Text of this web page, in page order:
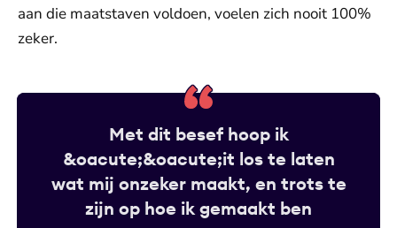
aan die maatstaven voldoen, voelen zich nooit 100%
zeker.
Met dit besef hoop ik
&oacute;&oacute;it los te laten
wat mij onzeker maakt, en trots te
zijn op hoe ik gemaakt ben